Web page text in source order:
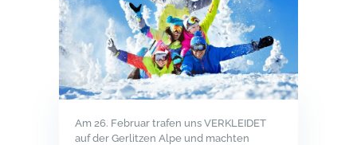
Am 26. Februar trafen uns VERKLEIDET
auf der Gerlitzen Alpe und machten